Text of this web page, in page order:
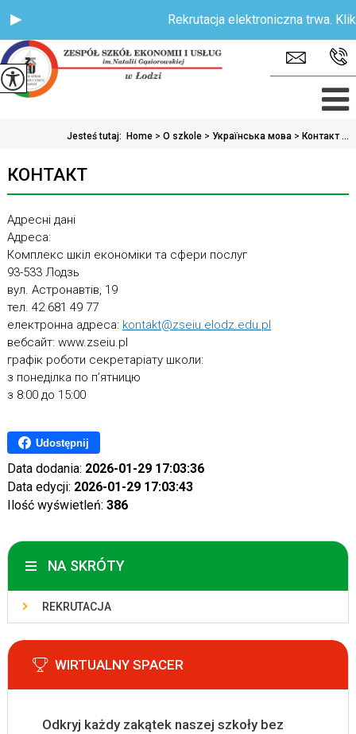
Rekrutacja elektroniczna trwa.
Jesteś tutaj: Home > O szkole > Українська мова > Контакт ...
КОНТАКТ
Адресні дані
Адреса:
Комплекс шкіл економіки та сфери послуг
93-533 Лодзь
вул. Астронавтів, 19
тел. 42 681 49 77
електронна адреса: kontakt@zseiu.elodz.edu.pl
вебсайт: www.zseiu.pl
графік роботи секретаріату школи:
з понеділка по п’ятницю
з 8:00 до 15:00
Udostępnij
Data dodania: 2026-01-29 17:03:36
Data edycji: 2026-01-29 17:03:43
Ilość wyświetleń: 386
NA SKRÓTY
REKRUTACJA
WIRTUALNY SPACER
Odkryj każdy zakątek naszej szkoły bez